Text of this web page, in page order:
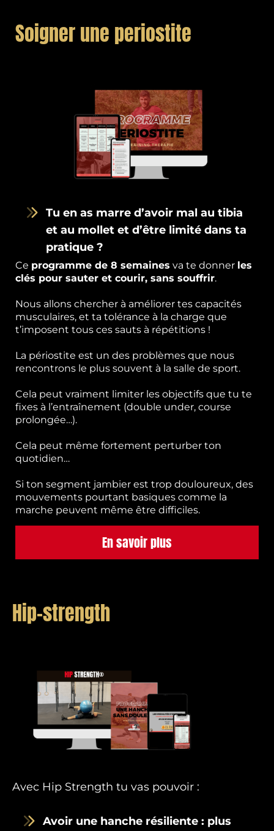
Soigner une periostite
Tu en as marre d’avoir mal au tibia
et au mollet et d’être limité dans ta
pratique ?
Ce programme de 8 semaines va te donner les
clés pour sauter et courir, sans souffrir.
Nous allons chercher à améliorer tes capacités
musculaires, et ta tolérance à la charge que
t’imposent tous ces sauts à répétitions !
La périostite est un des problèmes que nous
rencontrons le plus souvent à la salle de sport.
Cela peut vraiment limiter les objectifs que tu te
fixes à l’entraînement (double under, course
prolongée…).
Cela peut même fortement perturber ton
quotidien…
Si ton segment jambier est trop douloureux, des
mouvements pourtant basiques comme la
marche peuvent même être difficiles.
En savoir plus
Hip-strength
Avec Hip Strength tu vas pouvoir :
Avoir une hanche résiliente : plus